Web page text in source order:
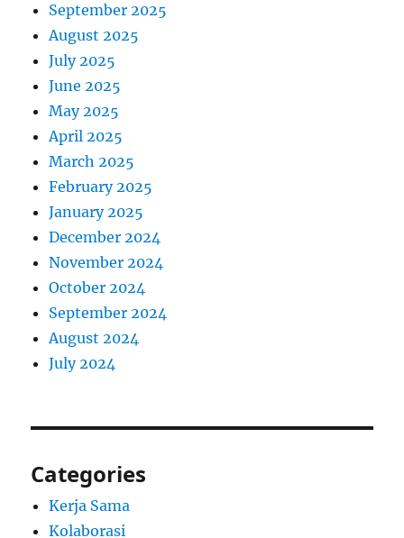
September 2025
August 2025
July 2025
June 2025
May 2025
April 2025
March 2025
February 2025
January 2025
December 2024
November 2024
October 2024
September 2024
August 2024
July 2024
Categories
Kerja Sama
Kolaborasi